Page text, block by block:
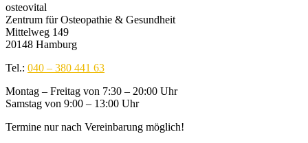
osteovital
Zentrum für Osteopathie & Gesundheit
Mittelweg 149
20148 Hamburg
Tel.: 040 – 380 441 63
Montag – Freitag von 7:30 – 20:00 Uhr
Samstag von 9:00 – 13:00 Uhr
Termine nur nach Vereinbarung möglich!